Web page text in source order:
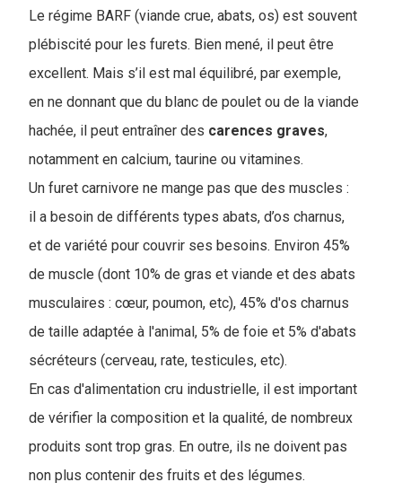
Le régime BARF (viande crue, abats, os) est souvent
plébiscité pour les furets. Bien mené, il peut être
excellent. Mais s’il est mal équilibré, par exemple,
en ne donnant que du blanc de poulet ou de la viande
hachée, il peut entraîner des carences graves,
notamment en calcium, taurine ou vitamines.
Un furet carnivore ne mange pas que des muscles :
il a besoin de différents types abats, d’os charnus,
et de variété pour couvrir ses besoins. Environ 45%
de muscle (dont 10% de gras et viande et des abats
musculaires : cœur, poumon, etc), 45% d'os charnus
de taille adaptée à l'animal, 5% de foie et 5% d'abats
sécréteurs (cerveau, rate, testicules, etc).
En cas d'alimentation cru industrielle, il est important
de vérifier la composition et la qualité, de nombreux
produits sont trop gras. En outre, ils ne doivent pas
non plus contenir des fruits et des légumes.